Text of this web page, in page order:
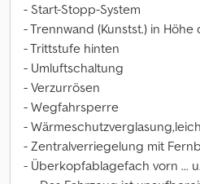
- Start-Stopp-System
- Trennwand (Kunstst.) in Höhe
- Trittstufe hinten
- Umluftschaltung
- Verzurrösen
- Wegfahrsperre
-
- Zentralverriegelung mit
- Überkopfablagefach vorn ...